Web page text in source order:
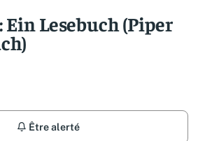
Lesebuch (Piper
Être alerté